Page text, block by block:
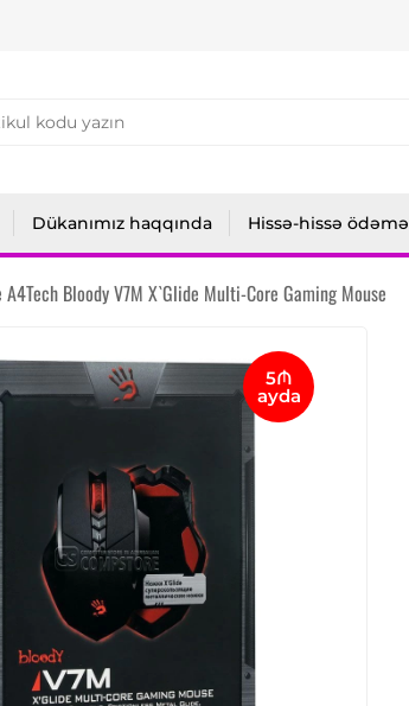
Dükanımız haqqında Hissə-hissə ödəmə
A4Tech Bloody V7M X`Glide Multi-Core Gaming Mouse
5₼
ayda